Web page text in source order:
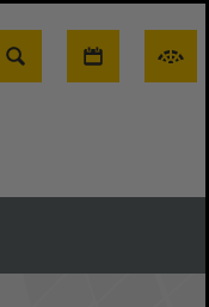
Suche